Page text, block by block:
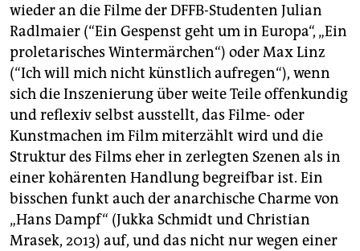
wieder an die Filme der DFFB-Studenten Julian
Radlmaier (“Ein Gespenst geht um in Europa“, „Ein
proletarisches Wintermärchen“) oder Max Linz
(“Ich will mich nicht künstlich aufregen“), wenn
sich die Inszenierung über weite Teile offenkundig
und reflexiv selbst ausstellt, das Filme- oder
Kunstmachen im Film miterzählt wird und die
Struktur des Films eher in zerlegten Szenen als in
einer kohärenten Handlung begreifbar ist. Ein
bisschen funkt auch der anarchische Charme von
„Hans Dampf“ (Jukka Schmidt und Christian
Mrasek, 2013) auf, und das nicht nur wegen einer